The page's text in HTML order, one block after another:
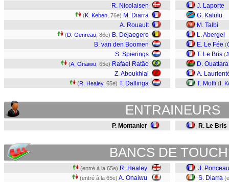
R. Nicolaisen
(K. Keben , 76e) M. Diarra
A. Rouault
(D. Genreau , 86e) B. Dejaegere
B. van den Boomen
S. Spierings
(A. Onaiwu , 65e) Rafael Ratão
Z. Aboukhlal
(R. Healey, 65e) T. Dallinga
J. Laporte
G. Kalulu
M. Talbi
L. Abergel
E. Le Fée (
T. Le Bris (
D. Ouattara
A.
T. Moffi (I.
ENTRAINEURS
P. Montanier R. Le Bris
BANCS DE
(entré à la 65e) R. Healey
(entré à la 65e) A. Onaiwu
J. Ponceau
S. Diarra